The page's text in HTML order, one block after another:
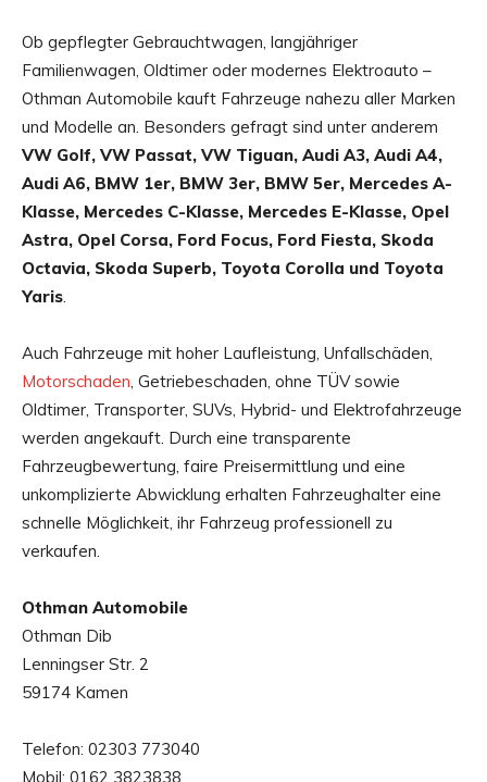
Ob gepflegter Gebrauchtwagen, langjähriger
Familienwagen, Oldtimer oder modernes Elektroauto –
Othman Automobile kauft Fahrzeuge nahezu aller Marken
und Modelle an. Besonders gefragt sind unter anderem
VW Golf, VW Passat, VW Tiguan, Audi A3, Audi A4,
Audi A6, BMW 1er, BMW 3er, BMW 5er, Mercedes A-
Klasse, Mercedes C-Klasse, Mercedes E-Klasse, Opel
Astra, Opel Corsa, Ford Focus, Ford Fiesta, Skoda
Octavia, Skoda Superb, Toyota Corolla und Toyota
Yaris.
Auch Fahrzeuge mit hoher Laufleistung, Unfallschäden,
Motorschaden, Getriebeschaden, ohne TÜV sowie
Oldtimer, Transporter, SUVs, Hybrid- und Elektrofahrzeuge
werden angekauft. Durch eine transparente
Fahrzeugbewertung, faire Preisermittlung und eine
unkomplizierte Abwicklung erhalten Fahrzeughalter eine
schnelle Möglichkeit, ihr Fahrzeug professionell zu
verkaufen.
Othman Automobile
Othman Dib
Lenningser Str. 2
59174 Kamen
Telefon: 02303 773040
Mobil: 0162 3823838